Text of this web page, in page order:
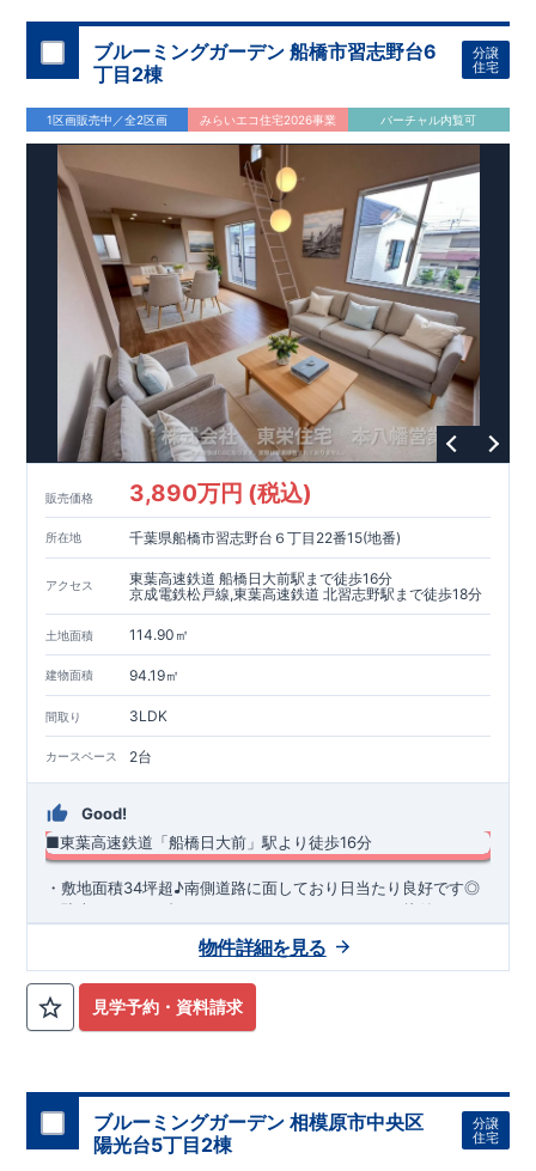
ブルーミングガーデン 船橋市習志野台6
丁目2棟
分譲
住宅
1区画販売中／全2区画 みらいエコ住宅2026事業 バーチャル内覧可
販売価格 3,890万円 (税込)
所在地 千葉県船橋市習志野台６丁目22番15(地番)
アクセス
東葉高速鉄道 船橋日大前駅まで徒歩16分
京成電鉄松戸線,東葉高速鉄道 北習志野駅まで徒歩18分
土地面積 114.90㎡
建物面積 94.19㎡
間取り 3LDK
カースペース 2台
Good!
■東葉高速鉄道「船橋日大前」駅より徒歩16分
​・敷地面積34坪超♪南側道路に面しており日当たり良好です◎ ​
・駐車スペース2台！ ・キッチンまわりがすっきり片付くパン
ウンター付き♪ ・あったら嬉しい土間収納を採用！ ​・共働き世
帯に大活躍の宅配ボックス
【教育施設】◎ 習志野台第二小学校 約250m(徒歩約4分) ◎
習志野台中学校 約400m(徒歩約5分)
ート 習志野台店 約660m(徒歩約9分) ◎ マックスバリュ 習
■第三者機関が設計・建物検査(全四回)を実施 ■税制優遇あり
4分野6項目で最高等級を取得!
□ 構造の安定 (耐風等級2・耐震等級3) □ 劣化の軽減 (劣化対
策等級3) □ 維持管理への配慮 (維持管理対策等級3) □ 空気環
見学予約・資料請求
物件詳細を見る
ブルーミングガーデン 相模原市中央区
陽光台5丁目2棟
分譲
住宅